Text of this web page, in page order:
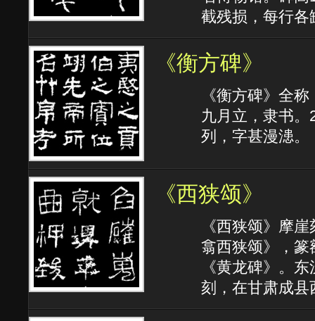
截残损，每行各
《衡方碑》
《衡方碑》全
九月立，隶书
列，字甚漫漶。
《西狭颂》
《西狭颂》摩
翕西狭颂》，篆
《黄龙碑》。
刻，在甘肃成县